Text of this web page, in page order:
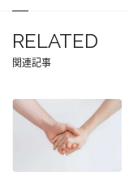
RELATED
関連記事